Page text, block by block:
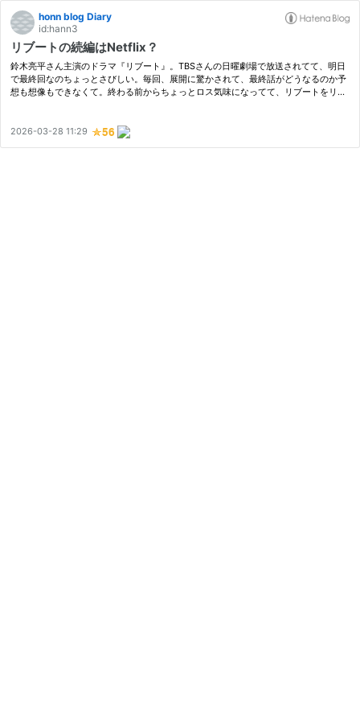
honn blog Diary
id:hann3
リブートの続編はNetflix？
鈴木亮平さん主演のドラマ『リブート』。TBSさんの日曜劇場で放送されてて、明日
で最終回なのちょっとさびしい。毎回、展開に驚かされて、最終話がどうなるのか予
想も想像もできなくて。終わる前からちょっとロス気味になってて、リブートをリブ
2026-03-28 11:29